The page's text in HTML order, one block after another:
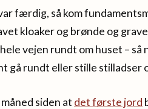
færdig, så kom
kloaker og brønde og
vejen rundt om huset – så
gå rundt eller stille stilladser
siden at det første jord